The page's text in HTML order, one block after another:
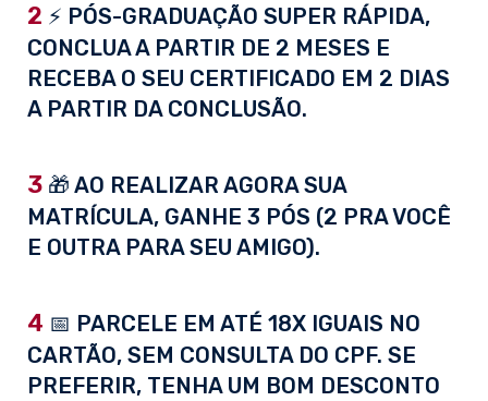
2 ⚡ PÓS-GRADUAÇÃO SUPER RÁPIDA,
CONCLUA A PARTIR DE 2 MESES E
RECEBA O SEU CERTIFICADO EM 2 DIAS
A PARTIR DA CONCLUSÃO.
3 🎁 AO REALIZAR AGORA SUA
MATRÍCULA, GANHE 3 PÓS (2 PRA VOCÊ
E OUTRA PARA SEU AMIGO).
4 📅 PARCELE EM ATÉ 18X IGUAIS NO
CARTÃO, SEM CONSULTA DO CPF. SE
PREFERIR, TENHA UM BOM DESCONTO